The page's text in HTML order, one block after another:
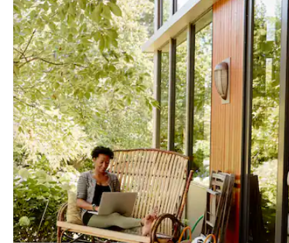
haut et vers le bas pour les parcourir ou en appuyant et en